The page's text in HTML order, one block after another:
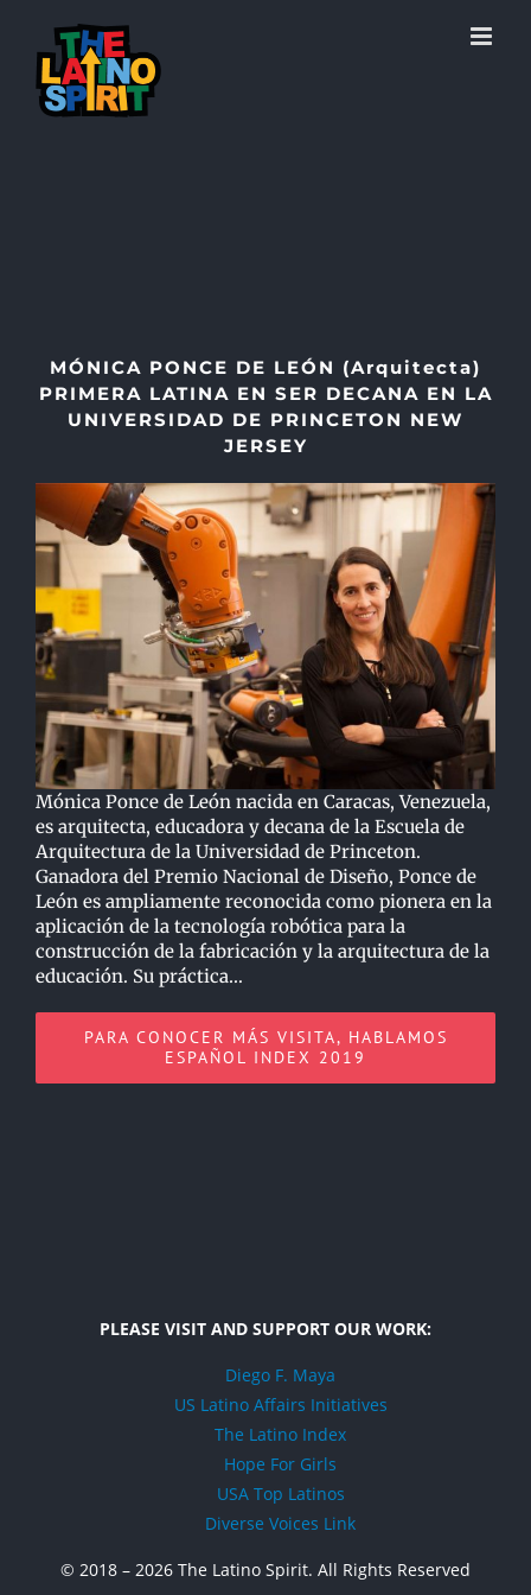
content
MÓNICA PONCE DE LEÓN (Arquitecta)
PRIMERA LATINA EN SER DECANA EN LA
UNIVERSIDAD DE PRINCETON NEW
JERSEY
Mónica Ponce de León nacida en Caracas, Venezuela,
es arquitecta, educadora y decana de la Escuela de
Arquitectura de la Universidad de Princeton.
Ganadora del Premio Nacional de Diseño, Ponce de
León es ampliamente reconocida como pionera en la
aplicación de la tecnología robótica para la
construcción de la fabricación y la arquitectura de la
educación. Su práctica…
PARA CONOCER MÁS VISITA, HABLAMOS
ESPAÑOL INDEX 2019
PLEASE VISIT AND SUPPORT OUR WORK:
Diego F. Maya
US Latino Affairs Initiatives
The Latino Index
Hope For Girls
USA Top Latinos
Diverse Voices Link
© 2018 – 2026 The Latino Spirit. All Rights Reserved